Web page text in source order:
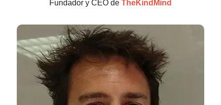
Fundador y CEO de TheKindMind